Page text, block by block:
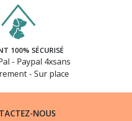
100% SÉCURISÉ
- Paypal 4xsans
- Sur place
NOUS